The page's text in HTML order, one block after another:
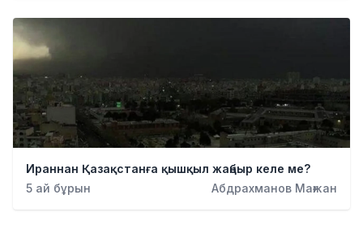
Ираннан Қазақстанға қышқыл жаңбыр келе ме?
5 ай бұрын
Абдрахманов Мағжан